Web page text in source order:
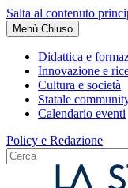
Salta al contenuto
Menù Chiuso
Didattica e
Innovazione e
Cultura e società
Statale
Calendario eventi
Policy e Redazione